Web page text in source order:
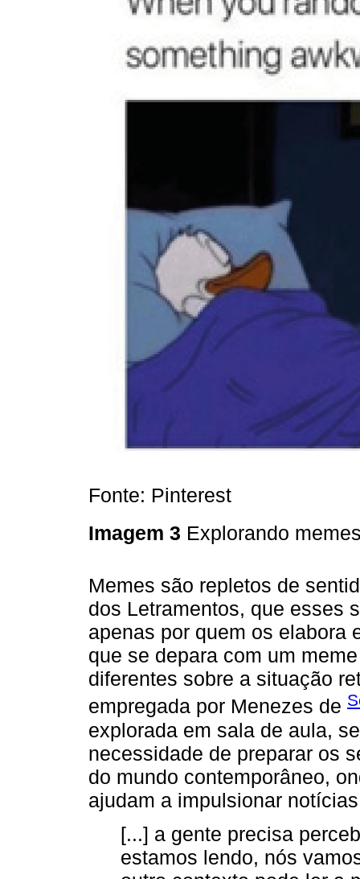
Fonte: Pinterest
Imagem 3 Explorando
Memes são repletos de
dos Letramentos, que esses
apenas por quem os elabora
que se depara com um
diferentes sobre a situação
empregada por Menezes de
explorada em sala de aula,
necessidade de preparar os
do mundo contemporâneo,
ajudam a impulsionar
[...] a gente precisa
estamos lendo, nós